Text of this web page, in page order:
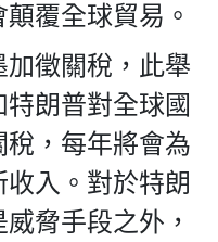
覆全球貿易。
徵關稅，此舉
朗普對全球國
，每年將會為
入。對於特朗
脅手段之外，